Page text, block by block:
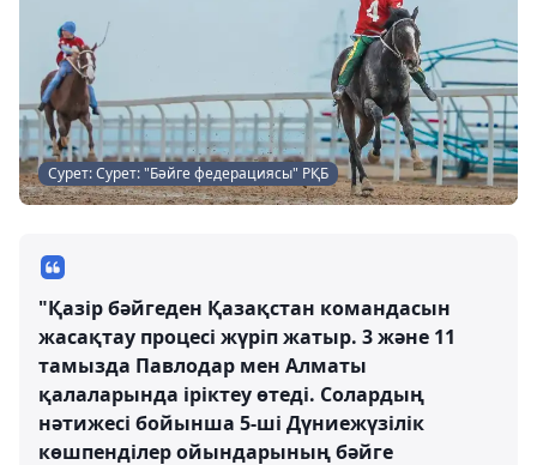
Сурет: Сурет: "Бәйге федерациясы" РҚБ
"Қазір бәйгеден Қазақстан командасын
жасақтау процесі жүріп жатыр. 3 және 11
тамызда Павлодар мен Алматы
қалаларында іріктеу өтеді. Солардың
нәтижесі бойынша 5-ші Дүниежүзілік
көшпенділер ойындарының бәйге